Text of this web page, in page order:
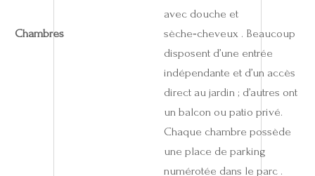
Chambres
avec douche et
sèche‑cheveux . Beaucoup
disposent d’une entrée
indépendante et d’un accès
direct au jardin ; d’autres ont
un balcon ou patio privé.
Chaque chambre possède
une place de parking
numérotée dans le parc .